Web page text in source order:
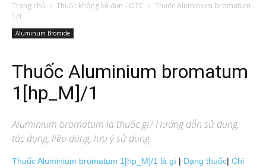
Trang chủ Thuốc không kê đơn - OTC
Thuốc Aluminium bromatum
1/1
Aluminum Bromide
Thuốc Aluminium bromatum
1[hp_M]/1
Aluminium bromatum là thuốc gì? Hướng dẫn sử dụng:
tác dụng, liều dùng, lưu ý sử dụng.
Thuốc Aluminium bromatum 1[hp_M]/1 là gì | Dạng thuốc| Chỉ